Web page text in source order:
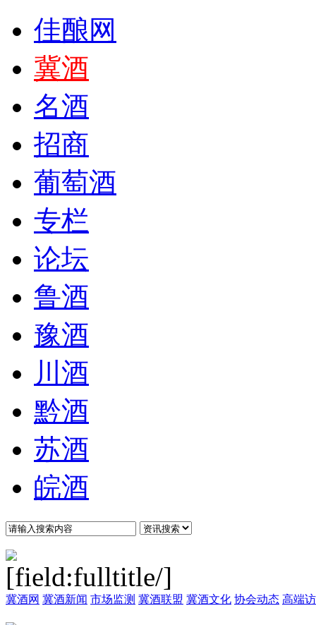
佳酿网
冀酒
名酒
招商
葡萄酒
专栏
论坛
鲁酒
豫酒
川酒
黔酒
苏酒
皖酒
冀酒网 冀酒新闻 市场监测 冀酒联盟 冀酒文化 协会动态 高端